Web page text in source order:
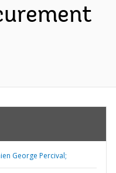
George Percival;